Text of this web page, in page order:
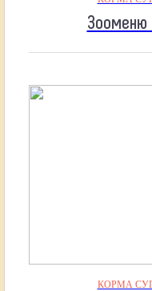
Зооменю
КОРМА